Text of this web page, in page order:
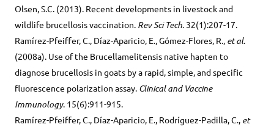
Olsen, S.C. (2013). Recent developments in livestock and
wildlife brucellosis vaccination. Rev Sci Tech. 32(1):207-17.
Ramírez-Pfeiffer, C., Díaz-Aparicio, E., Gómez-Flores, R., et al.
(2008a). Use of the Brucellamelitensis native hapten to
diagnose brucellosis in goats by a rapid, simple, and specific
fluorescence polarization assay. Clinical and Vaccine
Immunology. 15(6):911-915.
Ramírez-Pfeiffer, C., Díaz-Aparicio, E., Rodríguez-Padilla, C., et